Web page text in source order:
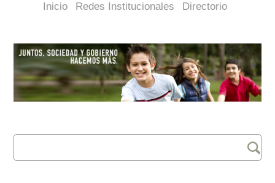
Inicio Redes Institucionales Directorio
FORMULARIO DE
Buscar